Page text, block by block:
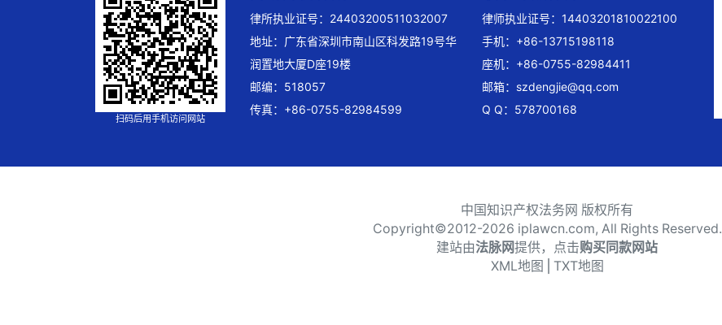
扫码后用手机访问网站
律所执业证号：24403200511032007
地址：广东省深圳市南山区科发路19号华
润置地大厦D座19楼
邮编：518057
传真：+86-0755-82984599
律师执业证号：14403201810022100
手机：+86-13715198118
座机：+86-0755-82984411
邮箱： szdengjie@qq.com
Q Q：578700168
中国知识产权法务网 版权所有
Copyright©2012-2026 iplawcn.com, All Rights Reserved.
建站由法脉网提供，点击购买同款网站
XML地图 TXT地图